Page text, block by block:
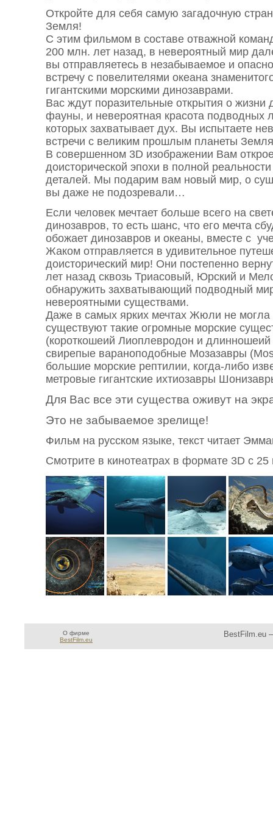
Откройте для себя самую загадочную
Земля!
С этим фильмом в составе отважной
200 млн. лет назад, в невероятный мир
вы отправляетесь в незабываемое и
встречу с повелителями океана
гигантскими морскими динозаврами.
Вас ждут поразительные открытия о жизни
фауны, и невероятная красота подводных
которых захватывает дух. Вы испытаете
встречи с великим прошлым планеты
В совершенном 3D изображении Вам
доисторической эпохи в полной
деталей. Мы подарим вам новый мир, о
вы даже не подозревали…
Если человек мечтает больше всего на
динозавров, то есть шанс, что его мечта
обожает динозавров и океаны, вместе с
Жаком отправляется в удивительное
доисторический мир! Они постепенно
лет назад сквозь Триасовый, Юрский и
обнаружить захватывающий подводный
невероятными существами.
Даже в самых ярких мечтах Жюли не могла
существуют такие огромные морские
(короткошеий Лиоплевродон и
свирепые вараноподобные Мозазавры
большие морские рептилии, когда-либо
метровые гигантские ихтиозавры
Для Вас все эти существа оживут на
Это не забываемое зрелище!
Фильм на русском языке, текст читает
Смотрите в кинотеатрах в формате 3D с 25
О фирме
BestFilm.eu
BestFilm.eu